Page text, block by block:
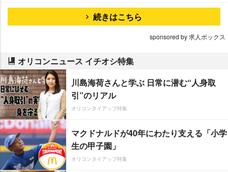
続きはこちら
sponsored by 求人ボックス
オリコンニュース イチオシ特集
川島海荷さんと学ぶ 日常に潜む“人身取
引”のリアル
オリコンタイアップ特集
マクドナルドが40年にわたり支える「小学
生の甲子園」
オリコンタイアップ特集